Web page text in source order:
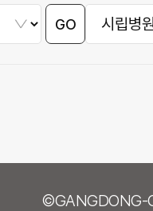
GO
©GANGDONG-